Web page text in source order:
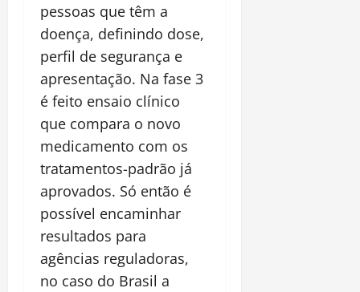
pessoas que têm a
doença, definindo dose,
perfil de segurança e
apresentação. Na fase 3
é feito ensaio clínico
que compara o novo
medicamento com os
tratamentos-padrão já
aprovados. Só então é
possível encaminhar
resultados para
agências reguladoras,
no caso do Brasil a